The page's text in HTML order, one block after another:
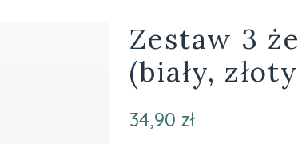
Zestaw 3
(biały,
34,90 zł